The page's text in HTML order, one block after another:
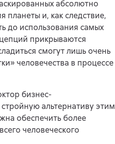
абсолютно
планеты и, как следствие,
до использования самых
прикрываются
смогут лишь очень
человечества в процессе
бизнес-
альтернативу этим
обеспечить более
человеческого